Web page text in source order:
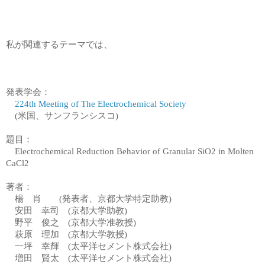
私が関連するテーマでは、
発表学会：
224th Meeting of The Electrochemical Society
(米国、サンフランシスコ)
題目：
Electrochemical Reduction Behavior of Granular SiO2 in Molten
CaCl2
著者：
楊
肖 (発表者、京都大学特定助教)
安田 幸司 (京都大学助教)
野平 俊之 (京都大学准教授)
萩原 理加 (京都大学教授)
一坪 幸輝 (太平洋セメント株式会社)
増田 賢太 (太平洋セメント株式会社)